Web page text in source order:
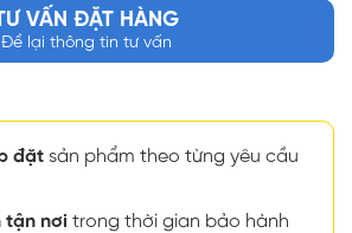
VẤN ĐẶT HÀNG
Để lại thông tin tư vấn
đặt sản phẩm theo từng yêu cầu
tận nơi trong thời gian bảo hành